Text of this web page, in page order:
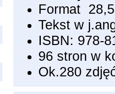
Format
Tekst w
ISBN: 978-
96 stron w
Ok.280